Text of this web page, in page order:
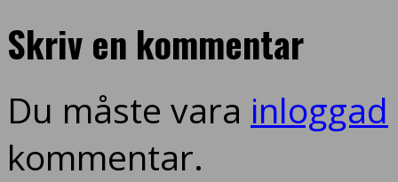
Skriv en kommentar
Du måste vara inloggad
kommentar.